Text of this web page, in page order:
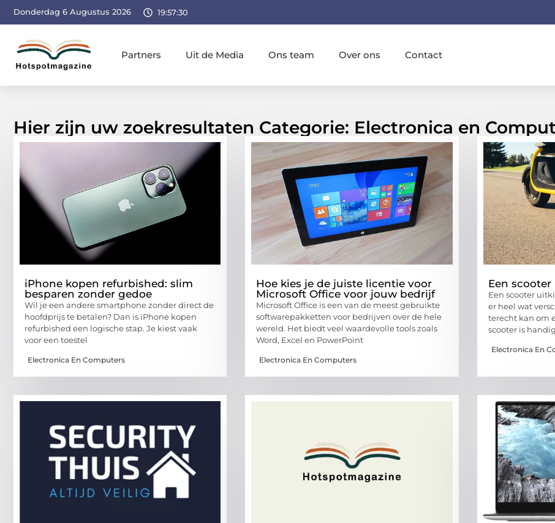
Donderdag 6 Augustus 2026 19:57:31
Partners Uit de Media Ons team Over ons Contact
Hier zijn uw zoekresultaten Categorie: Electronica en
iPhone kopen refurbished: slim
besparen zonder gedoe
Wil je een andere smartphone zonder direct de
hoofdprijs te betalen? Dan is iPhone kopen
refurbished een logische stap. Je kiest vaak
voor een toestel
Electronica En Computers
Hoe kies je de juiste licentie voor
Microsoft Office voor jouw bedrijf
Microsoft Office is een van de meest gebruikte
softwarepakketten voor bedrijven over de hele
wereld. Het biedt veel waardevolle tools zoals
Word, Excel en PowerPoint
Electronica En Computers
Een
Een scooter
er heel wat
terecht kan om
scooter is handig
Electronica En